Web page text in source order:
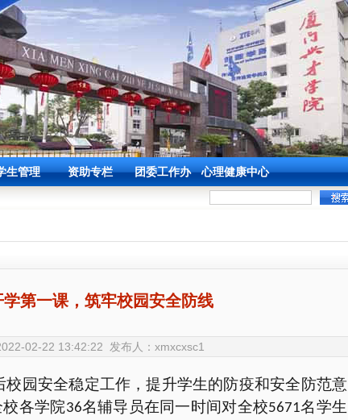
生管理 资助专栏 团委工作办 心理健康中心
学第一课，筑牢校园安全防线
02-22 13:42:22 发布人：xmxcxsc1
校园安全稳定工作，提升学生的防疫和安全防范意
各学院36名辅导员在同一时间对全校5671名学生